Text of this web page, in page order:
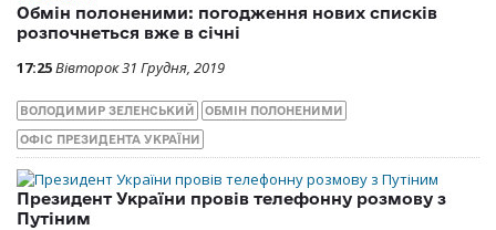
Обмін полоненими: погодження нових списків
розпочнеться вже в січні
17:25Вівторок 31 Грудня, 2019
ВОЛОДИМИР ЗЕЛЕНСЬКИЙ ОБМІН ПОЛОНЕНИМИ
ОФІС ПРЕЗИДЕНТА УКРАЇНИ
Президент України провів телефонну розмову з
Путіним